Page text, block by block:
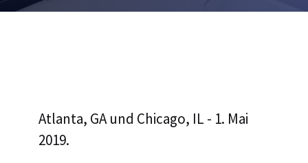
Atlanta, GA und Chicago, IL - 1. Mai
2019.